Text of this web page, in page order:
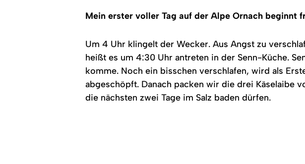
Mein erster voller Tag auf der Alpe Ornach beginnt
Um 4 Uhr klingelt der Wecker. Aus Angst zu
heißt es um 4:30 Uhr antreten in der Senn-Küche.
komme. Noch ein bisschen verschlafen, wird als
abgeschöpft. Danach packen wir die drei Käselaibe
die nächsten zwei Tage im Salz baden dürfen.